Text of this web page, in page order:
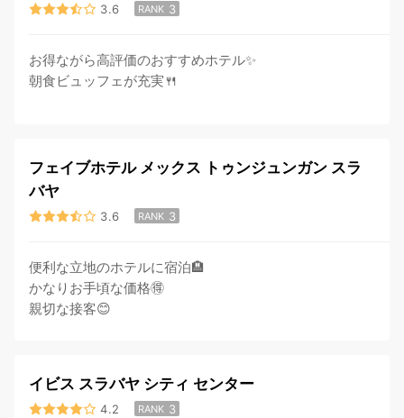
3.6 RANK 3
お得ながら高評価のおすすめホテル✨
朝食ビュッフェが充実🍴
フェイブホテル メックス トゥンジュンガン スラ
バヤ
3.6 RANK 3
便利な立地のホテルに宿泊🏨
かなりお手頃な価格🉐
親切な接客😊
イビス スラバヤ シティ センター
4.2 RANK 3